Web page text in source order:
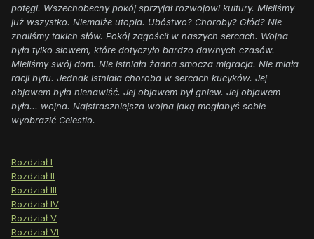
potęgi. Wszechobecny pokój sprzyjał rozwojowi kultury. Mieliśmy
już wszystko. Niemalże utopia. Ubóstwo? Choroby? Głód? Nie
znaliśmy takich słów. Pokój zagościł w naszych sercach. Wojna
była tylko słowem, które dotyczyło bardzo dawnych czasów.
Mieliśmy swój dom. Nie istniała żadna smocza migracja. Nie miała
racji bytu. Jednak istniała choroba w sercach kucyków. Jej
objawem była nienawiść. Jej objawem był gniew. Jej objawem
była... wojna. Najstraszniejsza wojna jaką mogłabyś sobie
wyobrazić Celestio.
Rozdział I
Rozdział II
Rozdział III
Rozdział IV
Rozdział V
Rozdział VI